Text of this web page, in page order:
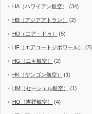
HA（ハワイアン航空） (34)
HB（アジアアトラン） (2)
HD（エア・ドゥ） (5)
HF（エアコートジボワール） (2)
HG（ニキ航空） (2)
HK（ヤンゴン航空） (1)
HM（セーシェル航空） (1)
HO（吉祥航空） (4)